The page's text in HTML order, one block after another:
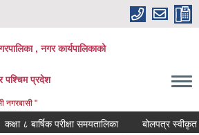
, नगर कार्यपालिकाको
पश्चिम प्रदेश
नगरबासी "
८ बार्षिक परीक्षा समयतालिका बोलपत्र स्वीकृत